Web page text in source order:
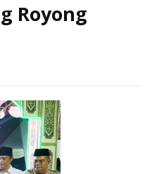
Royong